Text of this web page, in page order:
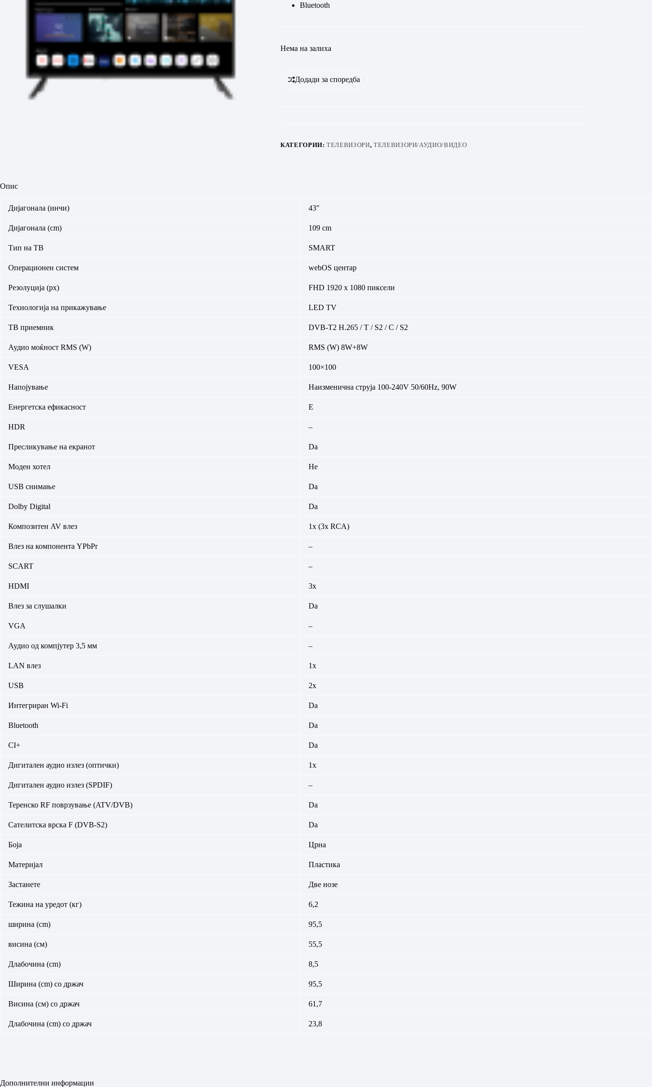
Bluetooth
Нема на залиха
Додади за споредба
КАТЕГОРИИ:ТЕЛЕВИЗОРИ, ТЕЛЕВИЗОРИ/АУДИО/ВИДЕО
Опис
Дијагонала (инчи) 43″
Дијагонала (cm) 109 cm
Тип на ТВ SMART
Операционен систем webOS центар
Резолуција (px) FHD 1920 x 1080 пиксели
Технологија на прикажување LED TV
ТВ приемник DVB-T2 H.265 / T / S2 / C / S2
Аудио моќност RMS (W) RMS (W) 8W+8W
VESA 100×100
Напојување Наизменична струја 100-240V 50/60Hz, 90W
Енергетска ефикасност E
HDR –
Пресликување на екранот Da
Моден хотел Не
USB снимање Da
Dolby Digital Da
Композитен AV влез 1x (3x RCA)
Влез на компонента YPbPr –
SCART –
HDMI 3x
Влез за слушалки Da
VGA –
Аудио од компјутер 3,5 мм –
LAN влез 1x
USB 2x
Интегриран Wi-Fi Da
Bluetooth Da
CI+ Da
Дигитален аудио излез (оптички) 1x
Дигитален аудио излез (SPDIF) –
Теренско RF поврзување (ATV/DVB) Da
Сателитска врска F (DVB-S2) Da
Боја Црна
Материјал Пластика
Застанете Две нозе
Тежина на уредот (кг) 6,2
ширина (cm) 95,5
висина (см) 55,5
Длабочина (cm) 8,5
Ширина (cm) со држач 95,5
Висина (см) со држач 61,7
Длабочина (cm) со држач 23,8
Дополнителни информации